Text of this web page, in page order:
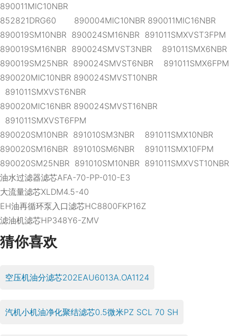
890011MIC10NBR
852821DRG60 890004MIC10NBR 890011MIC16NBR
890019SM10NBR 890024SM16NBR 891011SMXVST3FPM
890019SM16NBR 890024SMVST3NBR 891011SMX6NBR
890019SM25NBR 890024SMVST6NBR 891011SMX6FPM
890020MIC10NBR 890024SMVST10NBR
891011SMXVST6NBR
890020MIC16NBR 890024SMVST16NBR
891011SMXVST6FPM
890020SM10NBR 891010SM3NBR 891011SMX10NBR
890020SM16NBR 891010SM6NBR 891011SMX10FPM
890020SM25NBR 891010SM10NBR 891011SMXVST10NBR
油水过滤器滤芯AFA-70-PP-010-E3
大流量滤芯XLDM4.5-40
EH油再循环泵入口滤芯HC8800FKP16Z
滤油机滤芯HP348Y6-ZMV
猜你喜欢
空压机油分滤芯202EAU6013A.OA1124
汽机小机油净化聚结滤芯0.5微米PZ SCL 70 SH